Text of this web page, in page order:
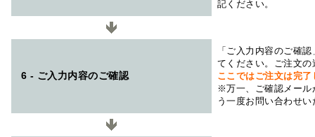
記ください。
6 - ご入力内容のご確認
「ご入力内容のご確
てください。ご注文
ここではご注文は完
※万一、ご確認メール
う一度お問い合わせ